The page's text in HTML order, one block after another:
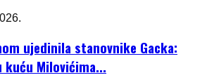
ujedinila stanovnike Gacka:
kuću Milovićima...